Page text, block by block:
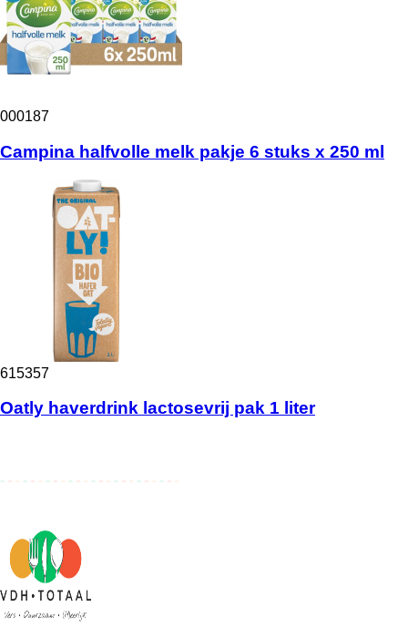
000187
Campina halfvolle melk pakje 6 stuks x 250 ml
615357
Oatly haverdrink lactosevrij pak 1 liter